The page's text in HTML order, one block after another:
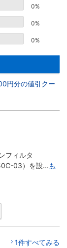
0%
0%
0%
円分の値引クー
フィルタ
03）を設...も
1件すべてみる